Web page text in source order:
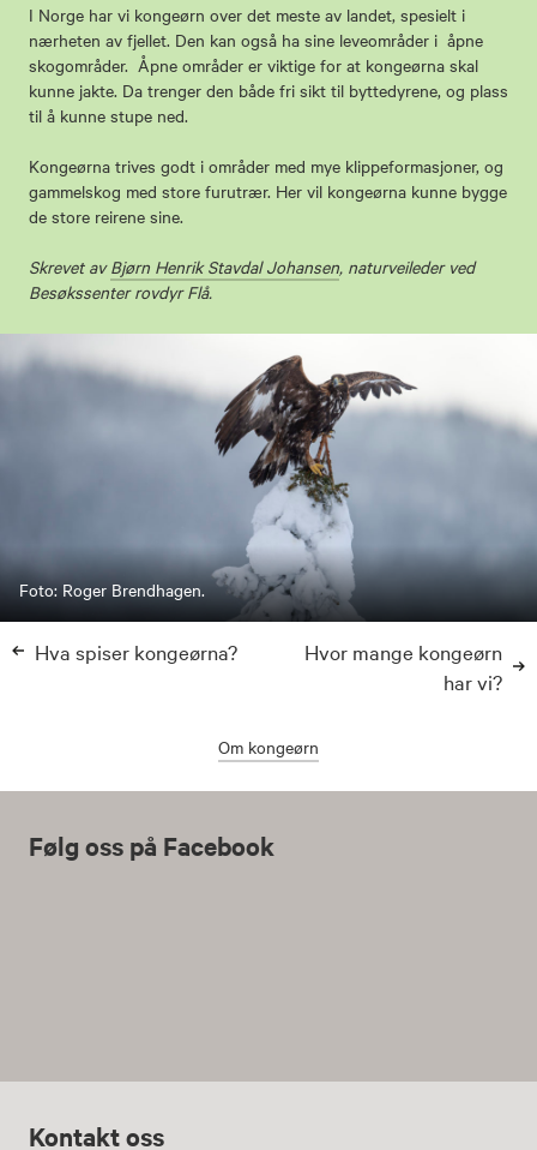
I Norge har vi kongeørn over det meste av landet, spesielt i
nærheten av fjellet. Den kan også ha sine leveområder i åpne
skogområder. Åpne områder er viktige for at kongeørna skal
kunne jakte. Da trenger den både fri sikt til byttedyrene, og plass
til å kunne stupe ned.
Kongeørna trives godt i områder med mye klippeformasjoner, og
gammelskog med store furutrær. Her vil kongeørna kunne bygge
de store reirene sine.
Skrevet avBjørn Henrik Stavdal Johansen, naturveileder ved
Besøkssenter rovdyr Flå.
Foto: Roger Brendhagen.
Hva spiser kongeørna?
Hvor mange kongeørn
har vi?
Om kongeørn
Følg oss på Facebook
Kontakt oss